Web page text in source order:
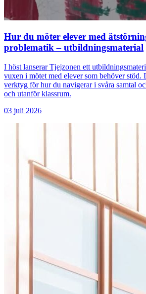
Hur du möter elever med
problematik – utbildningsmaterial
I höst lanserar Tjejzonen ett
vuxen i mötet med elever som behöver stöd.
verktyg för hur du navigerar i svåra samtal
och utanför klassrum.
03 ‪juli‬ 2026